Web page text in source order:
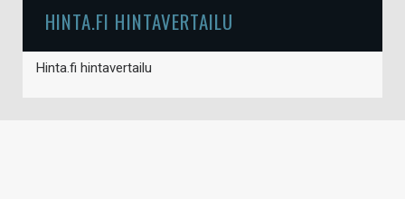
HINTA.FI HINTAVERTAILU
Hinta.fi hintavertailu